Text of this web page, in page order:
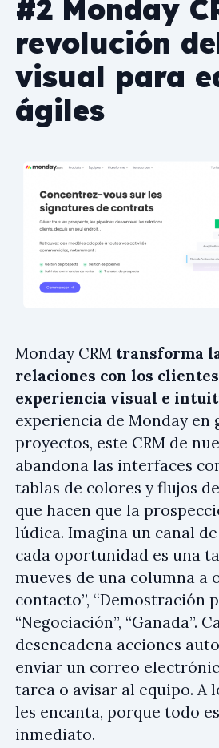
#2 Monday
revolución
visual para
ágiles
Monday CRM transforma
relaciones con los
experiencia visual e
experiencia de Monday en
proyectos, este CRM de
abandona las interfaces
tablas de colores y flujos
que hacen que la
lúdica. Imagina un canal
cada oportunidad es una
mueves de una columna a
contacto”, “Demostración
“Negociación”, “Ganada”.
desencadena acciones
enviar un correo
tarea o avisar al equipo. A
les encanta, porque todo
inmediato.